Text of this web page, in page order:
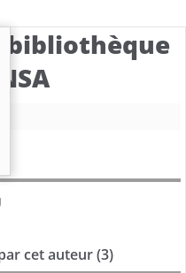
bibliothèque
cet auteur (3)